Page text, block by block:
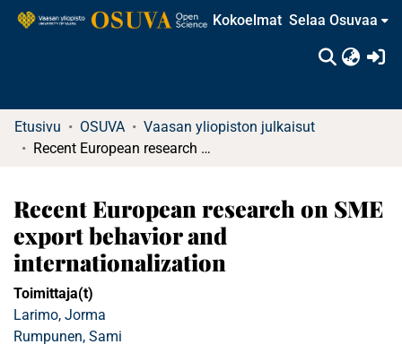
Kokoelmat Selaa Osuvaa
Etusivu OSUVA
Vaasan yliopiston julkaisut
Recent European research on SME export behavior and internationalization
Recent European research on SME
export behavior and
internationalization
Toimittaja(t)
Larimo, Jorma
Rumpunen, Sami